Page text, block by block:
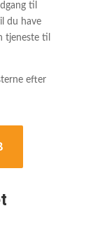
til
du have
tjeneste til
efter